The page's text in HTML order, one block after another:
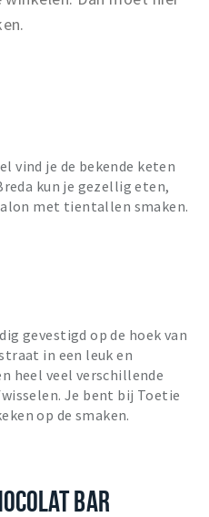
vind je de bekende keten
kun je gezellig eten,
met tientallen smaken.
gevestigd op de hoek van
in een leuk en
heel veel verschillende
Je bent bij Toetie
op de smaken.
BAR